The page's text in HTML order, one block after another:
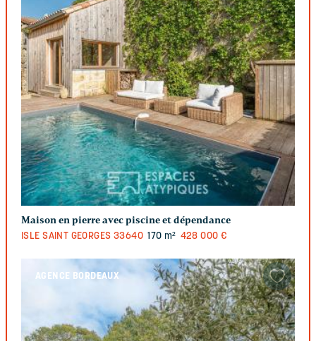
Maison en pierre avec piscine et dépendance
ISLE SAINT GEORGES 33640 170 m² 428 000 €
AGENCE BORDEAUX